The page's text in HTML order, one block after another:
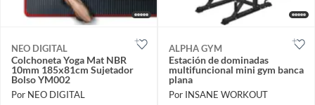
NEO DIGITAL
Colchoneta Yoga Mat NBR
10mm 185x81cm Sujetador
Bolso YM002
Por NEO DIGITAL
ALPHA GYM
Estación de dominadas
multifuncional mini gym banca
plana
Por INSANE WORKOUT